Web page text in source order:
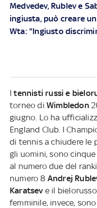
Medvedev, Rublev e
ingiusta, può creare
Wta: "Ingiusto
Itennisti russi e
torneo di Wimbledon
giugno. Lo ha
England Club. I
di tennis a chiudere le
gli uomini, sono
al numero due del
numero 8 Andrej
Karatseve il bielorusso
femminile, invece,